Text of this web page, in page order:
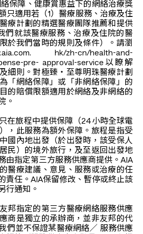
絡保障、健康賞惠益下的網絡治療獎
只適用若（1）醫療服務、治療及住
療計劃的精選醫療團隊推薦和提供
們就該醫療服務、治療及住院的醫
於我們當時的規則及條件）。請瀏
hk/zh-cn/health-and-
pre- approval-service以瞭解
細則。對極臻‧至尊明珠醫療計劃
「網絡保障」或「非網絡保障」的
的賠償限額適用於網絡及非網絡的
。
在旅程中提供保障（24小時全球電
，此服務為額外保障。旅程是指受
國內地出發（於出發時，該受保人
民）的境外旅行，及至返回出發地
由指定第三方服務供應商提供。AIA
醫療建議、意見、服務或治療的任
責任。AIA保留修改、暫停或終止該
行通知。
邦指定的第三方醫療網絡服務供應
商是獨立的承辦商，並非友邦的代
們並不保證某醫療網絡／ 服務供應